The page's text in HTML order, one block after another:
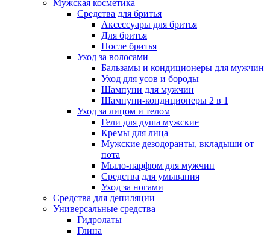
Мужская косметика
Средства для бритья
Аксессуары для бритья
Для бритья
После бритья
Уход за волосами
Бальзамы и кондиционеры для мужчин
Уход для усов и бороды
Шампуни для мужчин
Шампуни-кондиционеры 2 в 1
Уход за лицом и телом
Гели для душа мужские
Кремы для лица
Мужские дезодоранты, вкладыши от
пота
Мыло-парфюм для мужчин
Средства для умывания
Уход за ногами
Средства для депиляции
Универсальные средства
Гидролаты
Глина